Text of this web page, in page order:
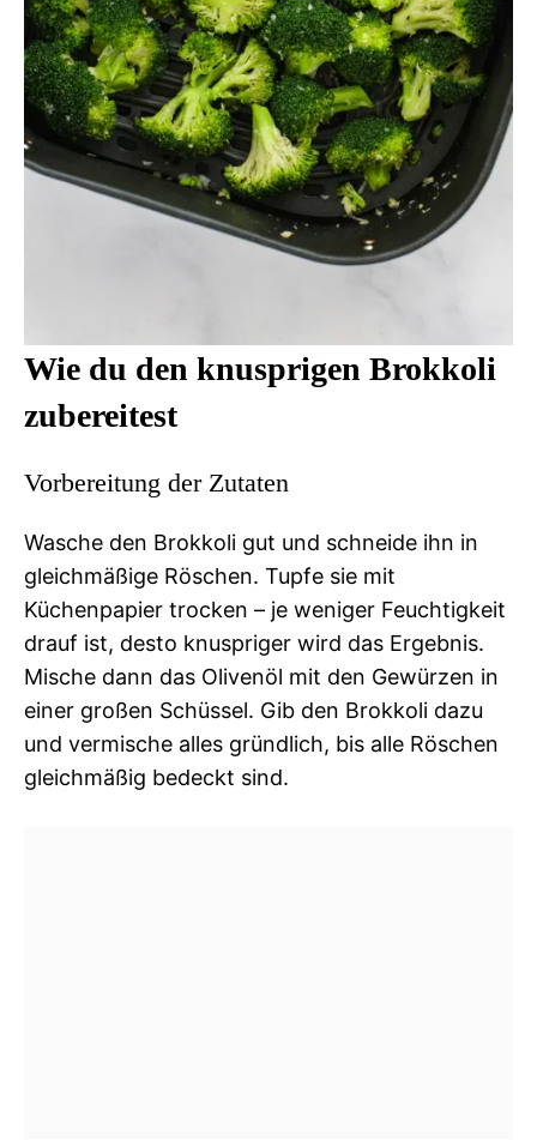
Wie du den knusprigen Brokkoli
zubereitest
Vorbereitung der Zutaten
Wasche den Brokkoli gut und schneide ihn in
gleichmäßige Röschen. Tupfe sie mit
Küchenpapier trocken – je weniger Feuchtigkeit
drauf ist, desto knuspriger wird das Ergebnis.
Mische dann das Olivenöl mit den Gewürzen in
einer großen Schüssel. Gib den Brokkoli dazu
und vermische alles gründlich, bis alle Röschen
gleichmäßig bedeckt sind.